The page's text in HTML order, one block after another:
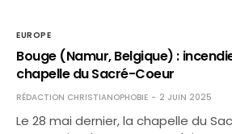
EUROPE
Bouge (Namur, Belgique) :
chapelle du Sacré-Coeur
RÉDACTION CHRISTIANOPHOBIE 2 JUIN 2025
Le 28 mai dernier, la chapelle du